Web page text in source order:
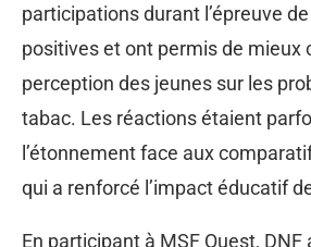
participations durant l’épreuve
positives et ont permis de mieux
perception des jeunes sur les
tabac. Les réactions étaient
l’étonnement face aux
qui a renforcé l’impact éducatif
En participant à MSF Quest, DNF